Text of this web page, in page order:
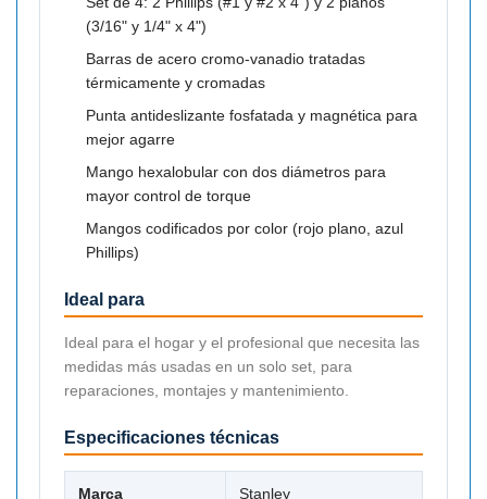
(3/16" y 1/4" x 4")
Barras de acero cromo-vanadio tratadas
térmicamente y cromadas
Punta antideslizante fosfatada y magnética para
mejor agarre
Mango hexalobular con dos diámetros para
mayor control de torque
Mangos codificados por color (rojo plano, azul
Phillips)
Ideal para
Ideal para el hogar y el profesional que necesita las
medidas más usadas en un solo set, para
reparaciones, montajes y mantenimiento.
Especificaciones técnicas
Marca Stanley